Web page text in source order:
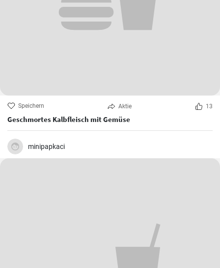
Speichern Aktie 13
Geschmortes Kalbfleisch mit Gemüse
minipapkaci